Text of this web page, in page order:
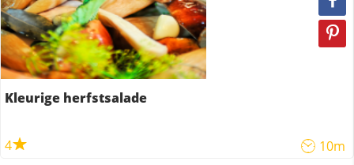
Kleurige herfstsalade
4 10m